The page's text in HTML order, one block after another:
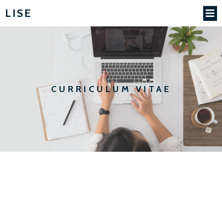
LISE
CURRICULUM VITAE